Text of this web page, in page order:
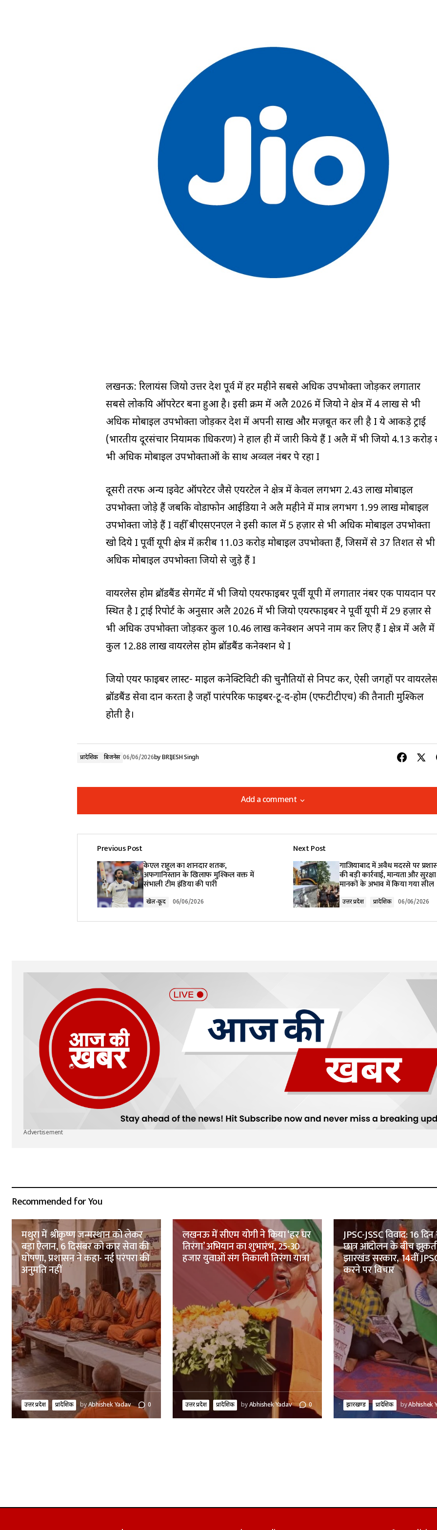
लखनऊ: रिलायंस जियो उत्तर प्रदेश पूर्व में हर महीने सबसे अधिक उपभोक्ता जोड़कर लगातार
सबसे लोकप्रिय ऑपरेटर बना हुआ है। इसी क्रम में अप्रैल 2026 में जियो ने क्षेत्र में 4 लाख से भी
अधिक मोबाइल उपभोक्ता जोड़कर प्रदेश में अपनी साख और मज़बूत कर ली है I ये आकड़े ट्राई
(भारतीय दूरसंचार नियामक प्राधिकरण) ने हाल ही में जारी किये हैं I अप्रैल में भी जियो 4.13 करोड़
भी अधिक मोबाइल उपभोक्ताओं के साथ अव्वल नंबर पे रहा I
दूसरी तरफ अन्य प्राइवेट ऑपरेटर जैसे एयरटेल ने क्षेत्र में केवल लगभग 2.43 लाख मोबाइल
उपभोक्ता जोड़े हैं जबकि वोडाफोन आईडिया ने अप्रैल महीने में मात्र लगभग 1.99 लाख मोबाइल
उपभोक्ता जोड़े हैं I वहीँ बीएसएनएल ने इसी काल में 5 हज़ार से भी अधिक मोबाइल उपभोक्ता
खो दिये I पूर्वी यूपी क्षेत्र में क़रीब 11.03 करोड़ मोबाइल उपभोक्ता हैं, जिसमें से 37 प्रतिशत से भी
अधिक मोबाइल उपभोक्ता जियो से जुड़े हैं I
वायरलेस होम ब्रॉडबैंड सेगमेंट में भी जियो एयरफाइबर पूर्वी यूपी में लगातार नंबर एक पायदान पर
स्थित है I ट्राई रिपोर्ट के अनुसार अप्रैल 2026 में भी जियो एयरफाइबर ने पूर्वी यूपी में 29 हज़ार से
भी अधिक उपभोक्ता जोड़कर कुल 10.46 लाख कनेक्शन अपने नाम कर लिए हैं I क्षेत्र में अप्रैल में
कुल 12.88 लाख वायरलेस होम ब्रॉडबैंड कनेक्शन थे I
जियो एयर फाइबर लास्ट- माइल कनेक्टिविटी की चुनौतियों से निपट कर, ऐसी जगहों पर
ब्रॉडबैंड सेवा प्रदान करता है जहाँ पारंपरिक फाइबर-टू-द-होम (एफटीटीएच) की तैनाती मुश्किल
होती है।
प्रादेशिक बिजनेस 06/06/2026byBRIJESH Singh
Add a comment
Add a comment
Your email address will not be published. Required fields are marked*
Comment*
Previous Post
केएल राहुल का शानदार शतक,
अफगानिस्तान के खिलाफ मुश्किल वक्त में
संभाली टीम इंडिया की पारी
खेल-कूद 06/06/2026
Next Post
गाजियाबाद में अवैध मदरसे पर
की बड़ी कार्रवाई, मान्यता और सुरक्षा
मानकों के अभाव में किया गया सील
उत्तर प्रदेश प्रादेशिक 06/06/2026
Advertisement
Recommended for You
मथुरा में श्रीकृष्ण जन्मस्थान को लेकर
बड़ा ऐलान, 6 दिसंबर को कार सेवा की
घोषणा, प्रशासन ने कहा- नई परंपरा की
अनुमति नहीं
उत्तर प्रदेश प्रादेशिक byAbhishek Yadav 0
लखनऊ में सीएम योगी ने किया ‘हर घर
तिरंगा’ अभियान का शुभारंभ, 25-30
हजार युवाओं संग निकाली तिरंगा यात्रा
उत्तर प्रदेश प्रादेशिक byAbhishek Yadav 0
JPSC-JSSC विवाद: 16
छात्र आंदोलन के बीच
झारखंड सरकार, 14वीं
करने पर विचार
झारखण्ड प्रादेशिक byAbhishek